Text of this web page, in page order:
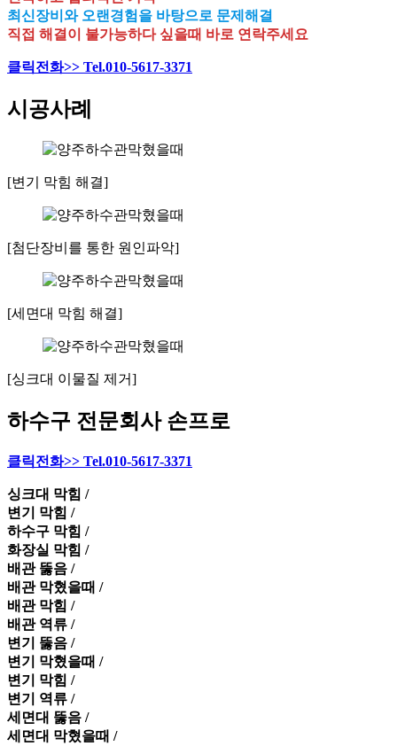
최신장비와 오랜경험을 바탕으로 문제해결
직접 해결이 불가능하다 싶을때 바로 연락주세요
클릭전화>> Tel.010-5617-3371
시공사례
[변기 막힘 해결]
[첨단장비를 통한 원인파악]
[세면대 막힘 해결]
[싱크대 이물질 제거]
하수구 전문회사 손프로
클릭전화>> Tel.010-5617-3371
싱크대 막힘 /
변기 막힘 /
하수구 막힘 /
화장실 막힘 /
배관 뚫음 /
배관 막혔을때 /
배관 막힘 /
배관 역류 /
변기 뚫음 /
변기 막혔을때 /
변기 막힘 /
변기 역류 /
세면대 뚫음 /
세면대 막혔을때 /